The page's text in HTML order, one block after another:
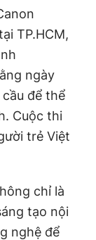
cáo
TP.HCM,
ngày
để thể
Cuộc thi
trẻ Việt
chỉ là
tạo nội
nghệ để